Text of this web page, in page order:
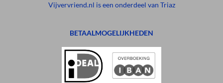
Vijvervriend.nl is een onderdeel van Triaz
BETAALMOGELIJKHEDEN